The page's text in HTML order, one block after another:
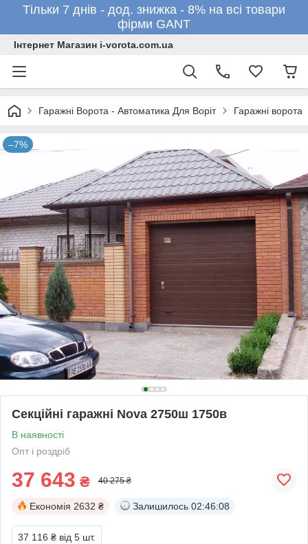
Тільки 7 днів - дод. знижка - 8% на всі товари
фірми GANT
Інтернет Магазин i-vorota.com.ua
Гаражні Ворота - Автоматика Для Воріт Гаражні ворота
–7%
Секційні гаражні Nova 2750ш 1750в
В наявності
Опт і роздріб
37 643 ₴ 40 275 ₴
Економія 2632 ₴ Залишилось 02:46:07
37 116 ₴ від 5 шт.